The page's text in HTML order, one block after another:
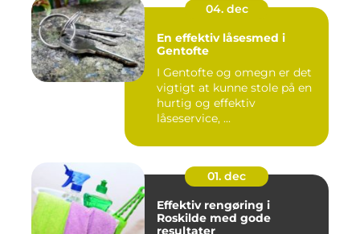
04. dec
En effektiv låsesmed i
Gentofte
I Gentofte og omegn er det
vigtigt at kunne stole på en
hurtig og effektiv
låseservice, ...
01. dec
Effektiv rengøring i
Roskilde med gode
resultater